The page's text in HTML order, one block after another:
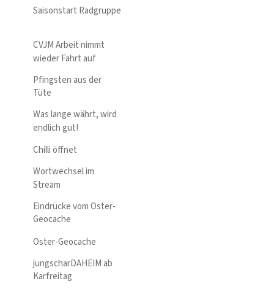
Saisonstart Radgruppe
CVJM Arbeit nimmt
wieder Fahrt auf
Pfingsten aus der
Tüte
Was lange währt, wird
endlich gut!
Chilli öffnet
Wortwechsel im
Stream
Eindrücke vom Oster-
Geocache
Oster-Geocache
jungscharDAHEIM ab
Karfreitag